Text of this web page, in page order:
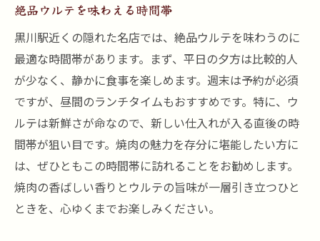
絶品ウルテを味わえる時間帯
黒川駅近くの隠れた名店では、絶品ウルテを味わうのに
最適な時間帯があります。まず、平日の夕方は比較的人
が少なく、静かに食事を楽しめます。週末は予約が必須
ですが、昼間のランチタイムもおすすめです。特に、ウ
ルテは新鮮さが命なので、新しい仕入れが入る直後の時
間帯が狙い目です。焼肉の魅力を存分に堪能したい方に
は、ぜひともこの時間帯に訪れることをお勧めします。
焼肉の香ばしい香りとウルテの旨味が一層引き立つひと
ときを、心ゆくまでお楽しみください。